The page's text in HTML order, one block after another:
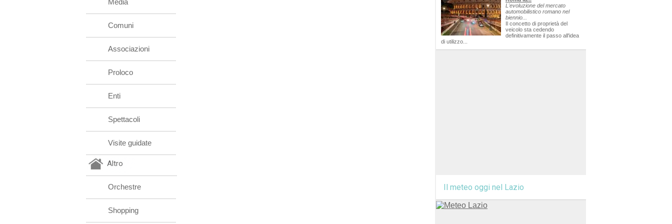
Media
Comuni
Associazioni
Proloco
Enti
Spettacoli
Visite guidate
Altro
Orchestre
Shopping
L'evoluzione del mercato
automobilistico romano nel
biennio...
Il concetto di proprietà del
veicolo sta cedendo
definitivamente il passo all'idea
di utilizzo...
Il meteo oggi nel Lazio